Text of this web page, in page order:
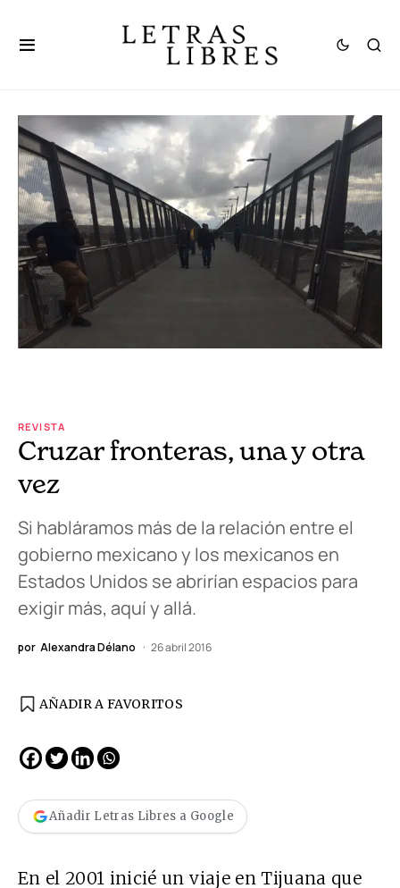
REVISTA
Cruzar fronteras, una y otra
vez
Si habláramos más de la relación entre el
gobierno mexicano y los mexicanos en
Estados Unidos se abrirían espacios para
exigir más, aquí y allá.
por Alexandra Délano 26 abril 2016
AÑADIR A FAVORITOS
Añadir Letras Libres a Google
En el 2001 inicié un viaje en Tijuana que